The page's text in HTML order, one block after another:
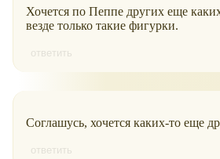
Хочется по Пеппе других еще
везде только такие фигурки.
ответить
Соглашусь, хочется каких-то еще
ответить